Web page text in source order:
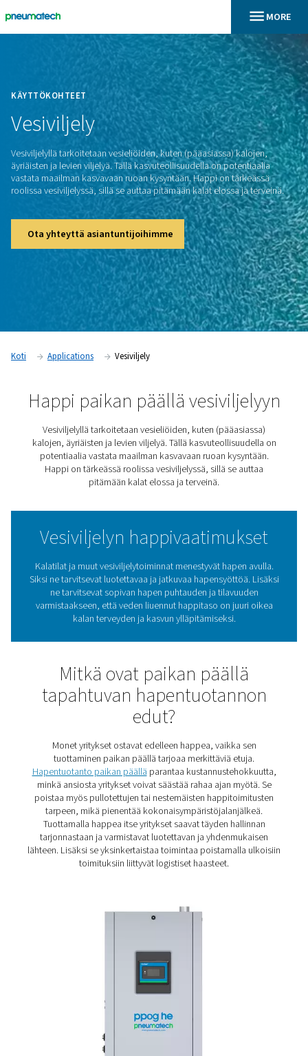
KÄYTTÖKOHTEET
Vesiviljely
Vesiviljelyllä tarkoitetaan vesieliöiden, kuten (pääasiassa)
äyriäisten ja levien viljelyä. Tällä kasvuteollisuudella on
vastata maailman kasvavaan ruoan kysyntään. Happi on
roolissa vesiviljelyssä, sillä se auttaa pitämään kalat elossa
Ota yhteyttä asiantuntijoihimme
Applications Vesiviljely
Happi paikan päällä
Vesiviljelyllä tarkoitetaan vesieliöiden, kuten
kalojen, äyriäisten ja levien viljelyä. Tällä
potentiaalia vastata maailman kasvavaan ruoan
Happi on tärkeässä roolissa vesiviljelyssä, sillä se
pitämään kalat elossa ja terveinä.
Vesiviljelyn
Kalatilat ja muut vesiviljelytoiminnat menestyvät
Siksi ne tarvitsevat luotettavaa ja jatkuvaa
ne tarvitsevat sopivan hapen puhtauden ja
varmistaakseen, että veden liuennut happitaso on
kalan terveyden ja kasvun ylläpitämiseksi.
Mitkä ovat paikan
tapahtuvan
tuottaminen paikan päällä tarjoaa merkittäviä
Hapentuotanto paikan päällä
minkä ansiosta yritykset voivat säästää rahaa ajan
poistaa myös pullotettujen tai nestemäisten
tarpeen, mikä pienentää
Tuottamalla happea itse yritykset saavat täyden
tarjonnastaan ja varmistavat luotettavan ja